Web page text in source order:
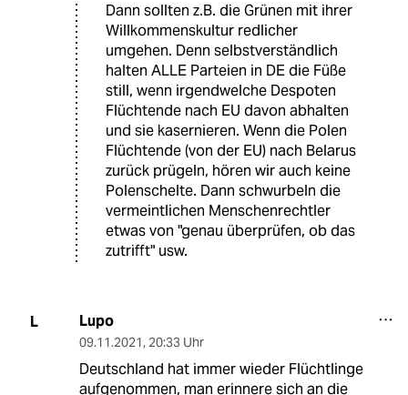
Dann sollten z.B. die Grünen mit ihrer
Willkommenskultur redlicher
umgehen. Denn selbstverständlich
halten ALLE Parteien in DE die Füße
still, wenn irgendwelche Despoten
Flüchtende nach EU davon abhalten
und sie kasernieren. Wenn die Polen
Flüchtende (von der EU) nach Belarus
zurück prügeln, hören wir auch keine
Polenschelte. Dann schwurbeln die
vermeintlichen Menschenrechtler
etwas von "genau überprüfen, ob das
zutrifft" usw.
L Lupo
09.11.2021, 20:33 Uhr
Deutschland hat immer wieder Flüchtlinge
aufgenommen, man erinnere sich an die